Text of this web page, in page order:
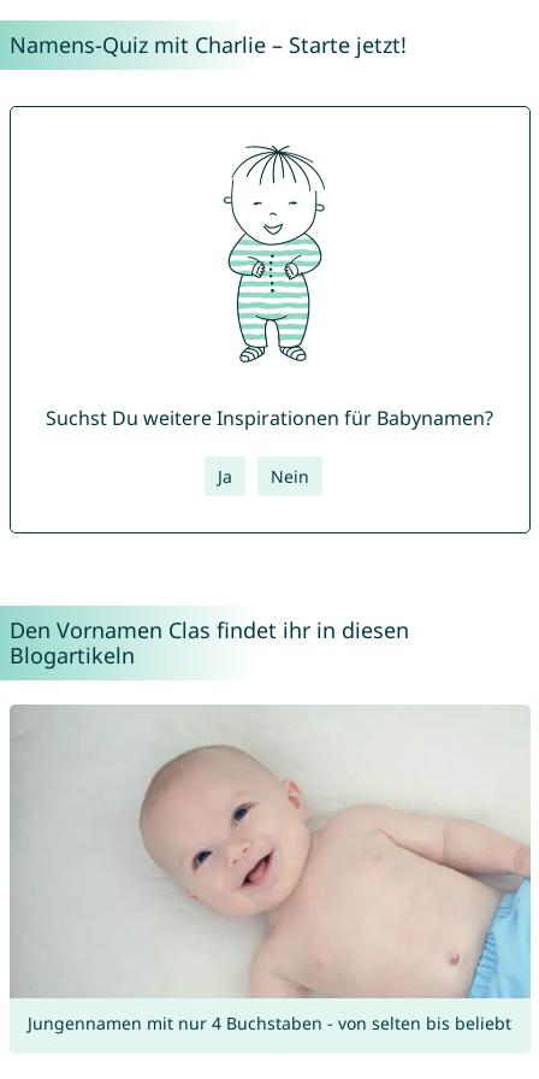
Namens-Quiz mit Charlie – Starte jetzt!
Suchst Du weitere Inspirationen für Babynamen?
Ja Nein
Den Vornamen Clas findet ihr in diesen
Blogartikeln
Jungennamen mit nur 4 Buchstaben - von selten bis beliebt